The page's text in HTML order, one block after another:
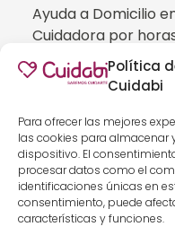
Política
Cuidabi
Para ofrecer las mejores
las cookies para almacenar
dispositivo. El
procesar datos como el
identificaciones únicas en
consentimiento, puede
características y funciones.
Ayuda a Domicilio
Cuidadora por
Cuidadora interna
Ayuda a Domicilio en
CUIDADOS
Cuidadoras de
Cuidadoras de
Cuidadoras de
Cuidados